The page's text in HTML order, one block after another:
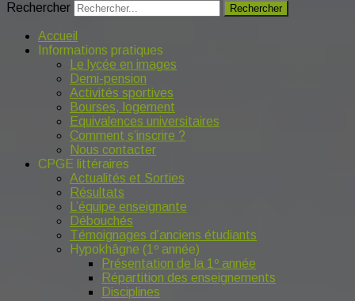
Rechercher
Accueil
Informations pratiques
Le lycée en images
Demi-pension
Activités sportives
Bourses, logement
Equivalences universitaires
Comment s’inscrire ?
Nous contacter
CPGE littéraires
Actualités et Sorties
Résultats
L’équipe enseignante
Débouchés
Témoignages d’anciens étudiants
Hypokhâgne (1º année)
Présentation de la 1º année
Répartition des enseignements
Disciplines